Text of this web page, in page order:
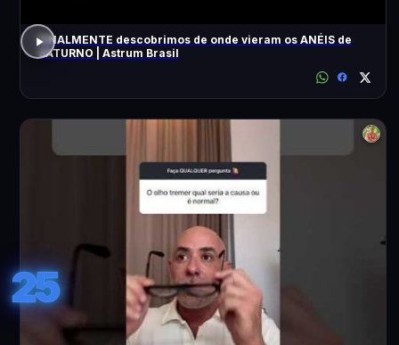
FINALMENTE descobrimos de onde vieram os ANÉIS de
SATURNO | Astrum Brasil
25